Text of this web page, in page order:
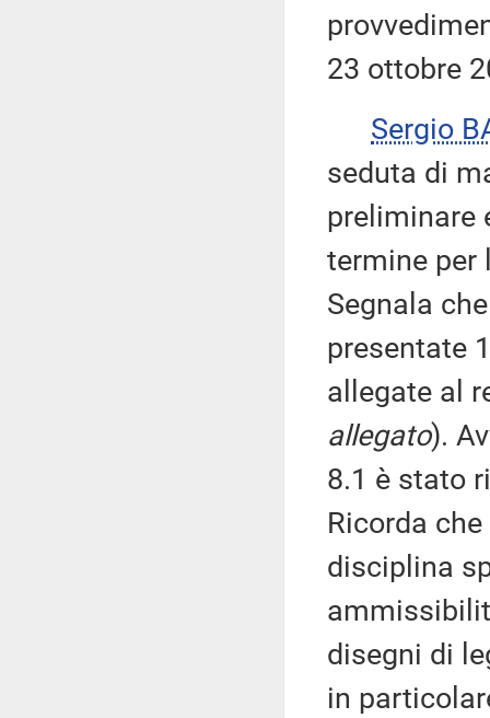
23 ottobre
Sergio
seduta di
preliminare
termine per
Segnala
presentate
allegate al
allegato).
8.1 è stato
Ricorda
disciplina
disegni di
in